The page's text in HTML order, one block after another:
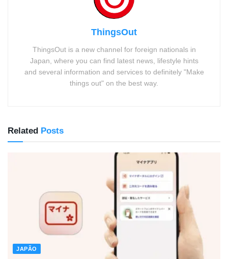
ThingsOut
ThingsOut is a new channel for foreign nationals in
Japan, where you can find latest news, lifestyle hints
and several information and services to definitely "Make
things out" on the best way.
Related Posts
JAPÃO